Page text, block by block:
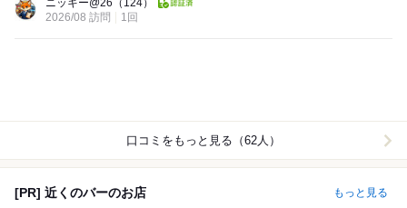
ニッキー@26 （124）
2026/08 訪問
1回
口コミをもっと見る（62人）
[PR] 近くのバーのお店 もっと見る